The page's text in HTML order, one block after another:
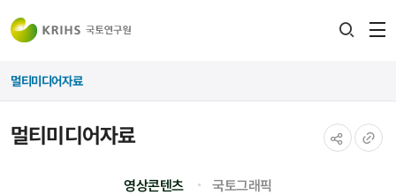
멀티미디어자료
멀티미디어자료
영상콘텐츠 국토그래픽